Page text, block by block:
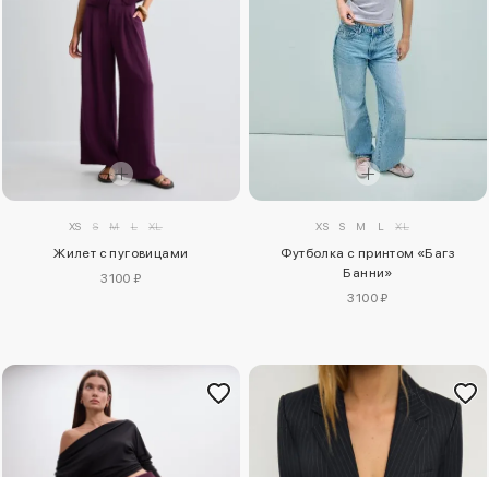
XS S M L XL
Жилет с пуговицами
3100 ₽
XS S M L XL
Футболка с принтом «Багз
Банни»
3100 ₽